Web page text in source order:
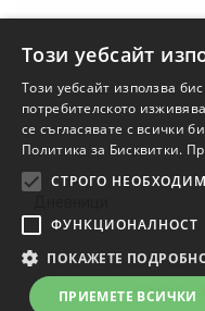
Условия
Този уебсайт
Този уебсайт използва
потребителското
се съгласявате с всички
Политика за Бисквитки.
СТРОГО
ФУНКЦИОНАЛНОСТ
ПОКАЖЕТЕ
ПРИЕМЕТЕ ВСИЧКИ